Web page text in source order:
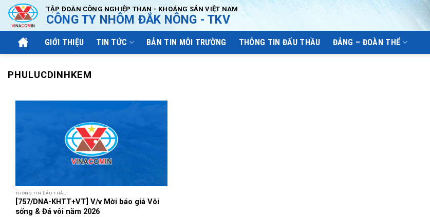
Bỏ
qua
nội
dung
TẬP ĐOÀN CÔNG NGHIỆP THAN - KHOÁNG SẢN VIỆT NAM
CÔNG TY NHÔM ĐẮK NÔNG - TKV
GIỚI THIỆU TIN TỨC BẢN TIN MÔI TRƯỜNG THÔNG TIN ĐẤU THẦU ĐẢNG – ĐOÀN THỂ
PHULUCDINHKEM
THÔNG TIN ĐẤU THẦU
[757/DNA-KHTT+VT] V/v Mời báo giá Vôi
sống & Đá vôi năm 2026